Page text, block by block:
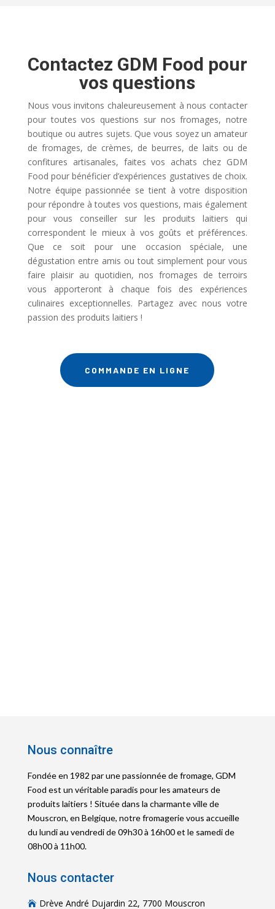
Contactez GDM Food pour
vos questions
Nous vous invitons chaleureusement à nous contacter
pour toutes vos questions sur nos fromages, notre
boutique ou autres sujets. Que vous soyez un amateur
de fromages, de crèmes, de beurres, de laits ou de
confitures artisanales, faites vos achats chez GDM
Food pour bénéficier d’expériences gustatives de choix.
Notre équipe passionnée se tient à votre disposition
pour répondre à toutes vos questions, mais également
pour vous conseiller sur les produits laitiers qui
correspondent le mieux à vos goûts et préférences.
Que ce soit pour une occasion spéciale, une
dégustation entre amis ou tout simplement pour vous
faire plaisir au quotidien, nos fromages de terroirs
vous apporteront à chaque fois des expériences
culinaires exceptionnelles. Partagez avec nous votre
passion des produits laitiers !
COMMANDE EN LIGNE
Nous connaître
Fondée en 1982 par une passionnée de fromage, GDM
Food est un véritable paradis pour les amateurs de
produits laitiers ! Située dans la charmante ville de
Mouscron, en Belgique, notre fromagerie vous accueille
du lundi au vendredi de 09h30 à 16h00 et le samedi de
08h00 à 11h00.
Nous contacter
 Drève André Dujardin 22, 7700 Mouscron